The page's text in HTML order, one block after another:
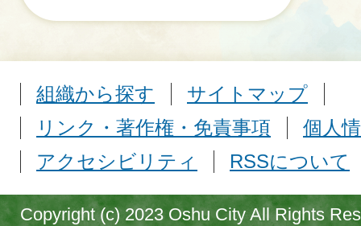
組織から探す
サイトマップ
リンク・著作権・免責事項
個人
アクセシビリティ
RSSについて
Copyright (c) 2023 Oshu City All Rights